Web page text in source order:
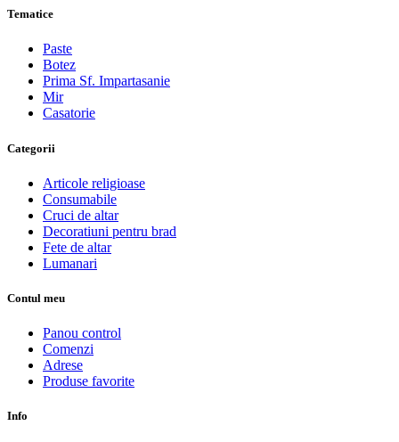
Tematice
Paste
Botez
Prima Sf. Impartasanie
Mir
Casatorie
Categorii
Articole religioase
Consumabile
Cruci de altar
Decoratiuni pentru brad
Fete de altar
Lumanari
Contul meu
Panou control
Comenzi
Adrese
Produse favorite
Info